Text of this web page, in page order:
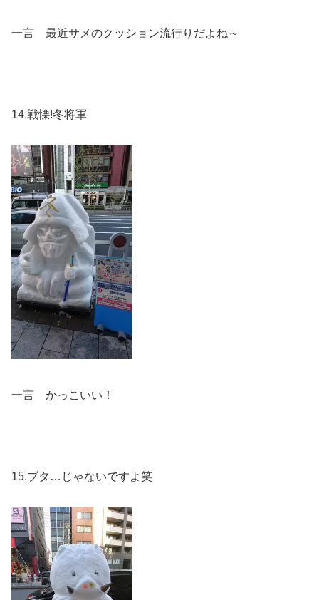
一言 最近サメのクッション流行りだよね～
14.戦慄!冬将軍
一言 かっこいい！
15.ブタ…じゃないですよ笑